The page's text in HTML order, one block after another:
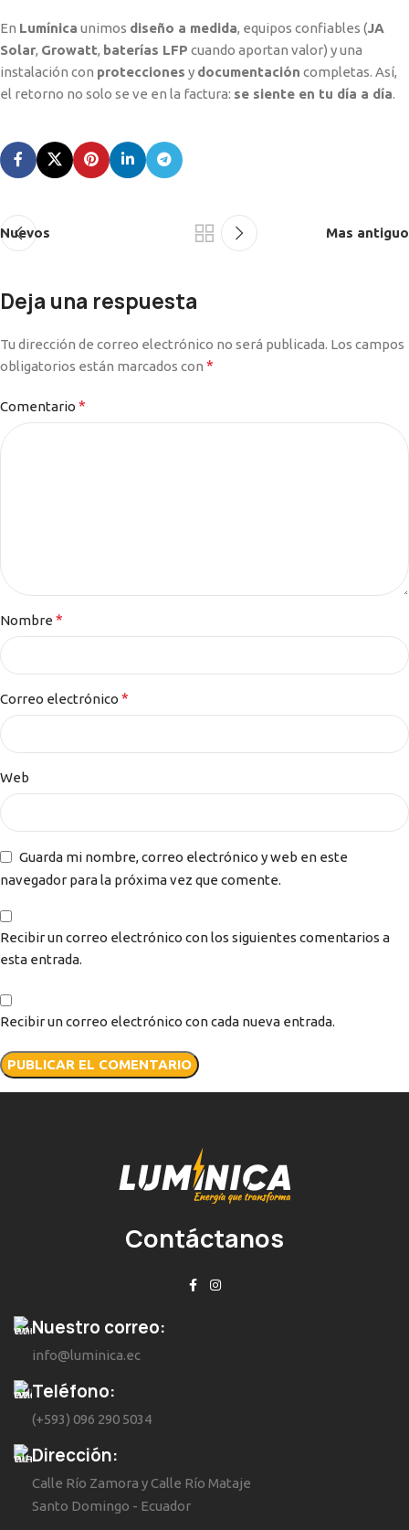
En Lumínica unimos diseño a medida, equipos confiables (JA
Solar, Growatt, baterías LFP cuando aportan valor) y una
instalación con protecciones y documentación completas. Así,
el retorno no solo se ve en la factura: se siente en tu día a día.
Nuevos Mas antiguo
Deja una respuesta
Tu dirección de correo electrónico no será publicada. Los campos
obligatorios están marcados con *
Comentario *
Nombre *
Correo electrónico *
Web
Guarda mi nombre, correo electrónico y web en este
navegador para la próxima vez que comente.
Recibir un correo electrónico con los siguientes comentarios a
esta entrada.
Recibir un correo electrónico con cada nueva entrada.
Contáctanos
Nuestro correo:
info@luminica.ec
Teléfono:
(+593) 096 290 5034
Dirección:
Calle Río Zamora y Calle Río Mataje
Santo Domingo - Ecuador